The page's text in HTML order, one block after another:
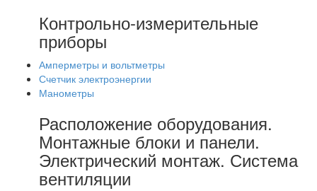
Контрольно-измерительные
приборы
Амперметры и вольтметры
Счетчик электроэнергии
Манометры
Расположение оборудования.
Монтажные блоки и панели.
Электрический монтаж. Система
вентиляции